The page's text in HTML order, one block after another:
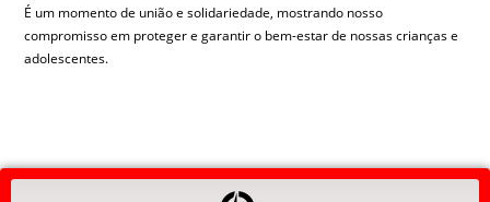
É um momento de união e solidariedade, mostrando nosso
compromisso em proteger e garantir o bem-estar de nossas crianças e
adolescentes.